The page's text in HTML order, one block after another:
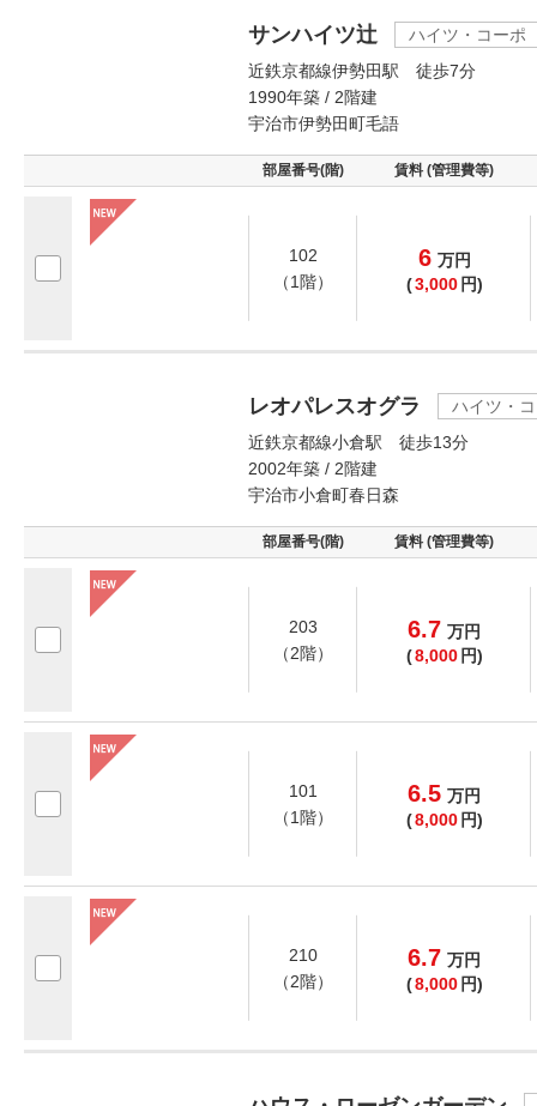
サンハイツ辻
ハイツ・コーポ
近鉄京都線伊勢田駅 徒歩7分
1990年築 / 2階建
宇治市伊勢田町毛語
部屋番号(階) 賃料 (管理費等)
102
（1階）
6 万円
(3,000 円)
レオパレスオグラ
ハイツ・
近鉄京都線小倉駅 徒歩13分
2002年築 / 2階建
宇治市小倉町春日森
部屋番号(階) 賃料 (管理費等)
203
（2階）
6.7 万円
(8,000 円)
101
（1階）
6.5 万円
(8,000 円)
210
（2階）
6.7 万円
(8,000 円)